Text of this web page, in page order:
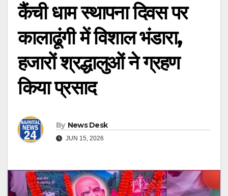
कैंची धाम स्थापना दिवस पर
कालाढूंगी में विशाल भंडारा,
हजारों श्रद्धालुओं ने ग्रहण
किया प्रसाद
By News Desk
JUN 15, 2026